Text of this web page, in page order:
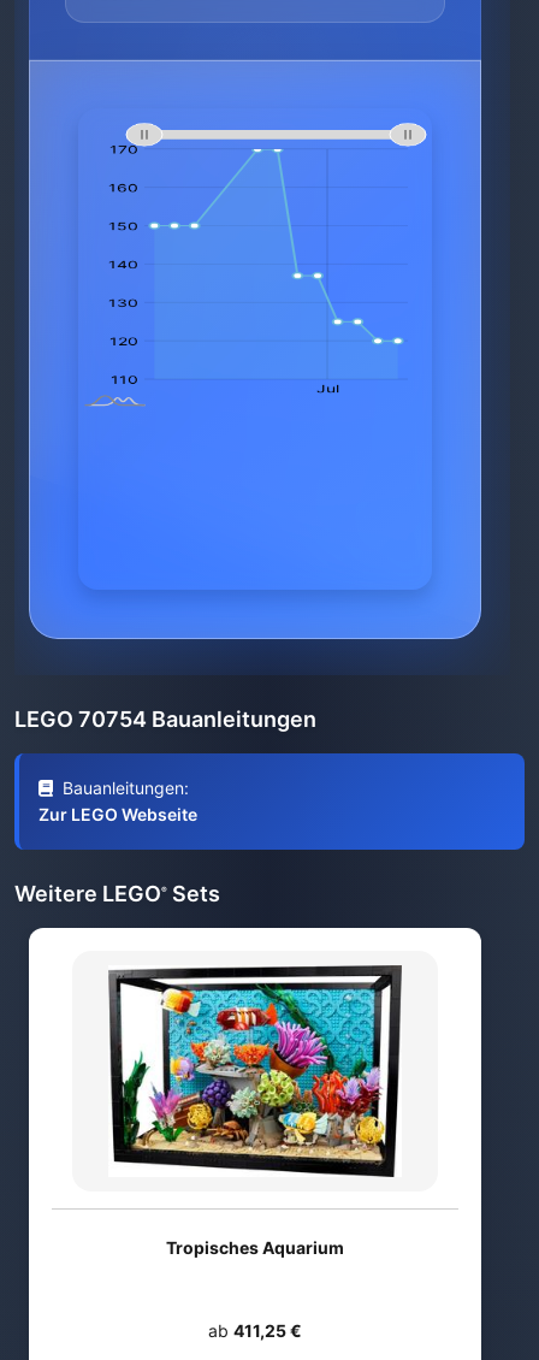
LEGO 70754 Bauanleitungen
Bauanleitungen:
Zur LEGO Webseite
Weitere LEGO® Sets
Tropisches Aquarium
ab 411,25 €